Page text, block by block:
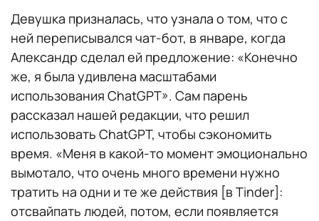
Девушка призналась, что узнала о том, что с
ней переписывался чат-бот, в январе, когда
Александр сделал ей предложение: «Конечно
же, я была удивлена масштабами
использования ChatGPT». Сам парень
рассказал нашей редакции, что решил
использовать ChatGPT, чтобы сэкономить
время. «Меня в какой-то момент эмоционально
вымотало, что очень много времени нужно
тратить на одни и те же действия [в Tinder]:
отсвайпать людей, потом, если появляется